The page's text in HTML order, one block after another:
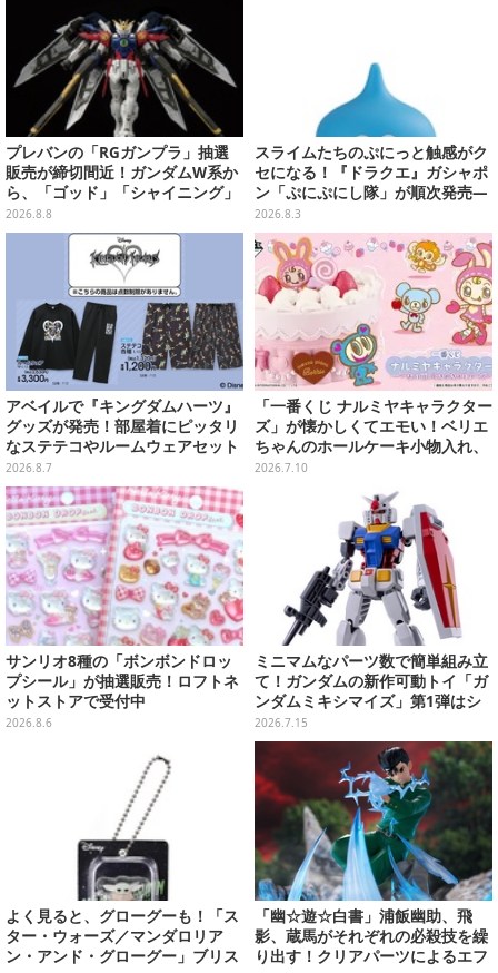
プレバンの「RGガンプラ」抽選
販売が締切間近！ガンダムW系か
ら、「ゴッド」「シャイニング」
まで9商品
2026.8.8
スライムたちのぷにっと触感がク
セになる！『ドラクエ』ガシャポ
ン「ぷにぷにし隊」が順次発売―
全4種ではぐれメタルは固め
2026.8.3
アベイルで『キングダムハーツ』
グッズが発売！部屋着にピッタリ
なステテコやルームウェアセット
2026.8.7
「一番くじ ナルミヤキャラクター
ズ」が懐かしくてエモい！ベリエ
ちゃんのホールケーキ小物入れ、
ナカムラくんのマスコットなど全
2026.7.10
サンリオ8種の「ボンボンドロッ
プシール」が抽選販売！ロフトネ
ットストアで受付中
2026.8.6
ミニマムなパーツ数で簡単組み立
て！ガンダムの新作可動トイ「ガ
ンダムミキシマイズ」第1弾はシ
ャア専用ザク、フリーダムら3機
体
2026.7.15
よく見ると、グローグーも！「ス
ター・ウォーズ／マンダロリア
ン・アンド・グローグー」ブリス
「幽☆遊☆白書」浦飯幽助、飛
影、蔵馬がそれぞれの必殺技を繰
り出す！クリアパーツによるエフ